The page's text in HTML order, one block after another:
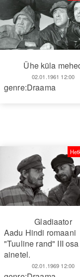
Ühe küla
02.01.1961 12:00
genre:Draama
Gladiaator
Aadu Hindi romaani
"Tuuline rand" III osa
ainetel.
02.01.1969 12:00